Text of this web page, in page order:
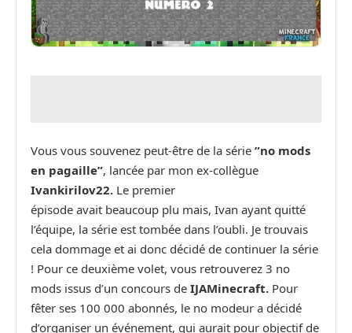
Vous vous souvenez peut-être de la série ”no mods
en pagaille”, lancée par mon ex-collègue
Ivankirilov22. Le premier
épisode avait beaucoup plu mais, Ivan ayant quitté
l’équipe, la série est tombée dans l’oubli. Je trouvais
cela dommage et ai donc décidé de continuer la série
! Pour ce deuxième volet, vous retrouverez 3 no
mods issus d’un concours de IJAMinecraft. Pour
fêter ses 100 000 abonnés, le no modeur a décidé
d’organiser un événement, qui aurait pour objectif de